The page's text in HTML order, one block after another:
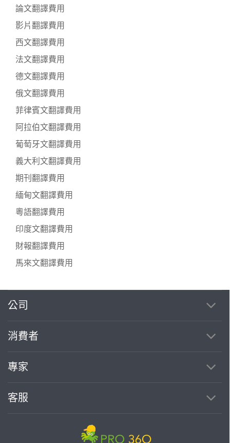
論文翻譯費用
影片翻譯費用
西文翻譯費用
法文翻譯費用
德文翻譯費用
俄文翻譯費用
菲律賓文翻譯費用
阿拉伯文翻譯費用
葡萄牙文翻譯費用
義大利文翻譯費用
期刊翻譯費用
緬甸文翻譯費用
粵語翻譯費用
印度文翻譯費用
財報翻譯費用
馬來文翻譯費用
公司
消費者
專家
客服